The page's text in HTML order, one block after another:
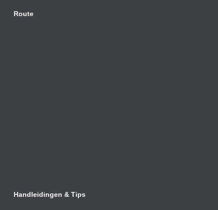
Route
Handleidingen & Tips